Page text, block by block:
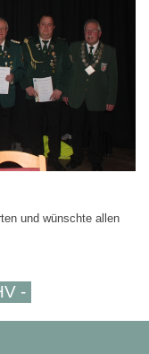
und wünschte allen
- Protokoll der JHV -